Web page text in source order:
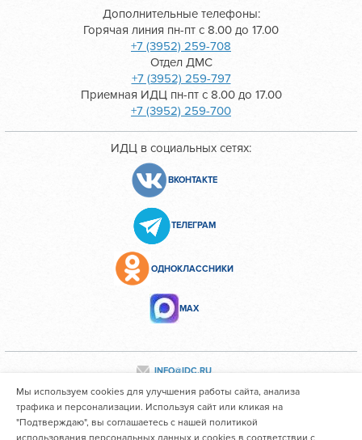
Дополнительные телефоны:
Горячая линия пн-пт с 8.00 до 17.00
+7 (3952) 259-708
Отдел ДМС
+7 (3952) 259-797
Приемная ИДЦ пн-пт с 8.00 до 17.00
+7 (3952) 259-700
ИДЦ в социальных сетях:
ВКОНТАКТЕ
ТЕЛЕГРАМ
ОДНОКЛАССНИКИ
МАХ
INFO@IDC.RU
Все персональные данные сотрудников размещены с их
Мы используем cookies для улучшения работы сайта, анализа
трафика и персонализации. Используя сайт или кликая на
"Подтверждаю", вы соглашаетесь с нашей политикой